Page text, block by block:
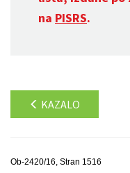
na PISRS.
KAZALO
Ob-2420/16, Stran 1516